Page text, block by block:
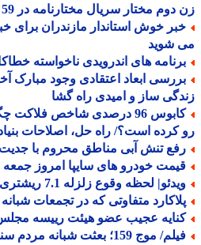
مختار سریال مختارنامه در 59 سالگی؛ سال 1404
خوش استاندار مازندران برای
شوید
های اندرویدی ناخواسته خطاکار
ابعاد اعتقادی وجود مبارک
ساز و امیدی راه گشا
کابوس 96 درصدی شاخص فلاکت
کرده است؟/ راه حل، اصلاحات
تنش آبی مناطق محروم با جدیت
خودرو های سایپا امروز جمعه 16 مرداد 1405 + جدول
لحظه وقوع زلزله 7.1 ریشتری ژاپن در اتاق عمل جراحی
متفاوتی که در تجمعات شبانه
عجیب عضو هیئت رییسه مجلس به
موج 159؛ بعثت شبانه مردم سنگده